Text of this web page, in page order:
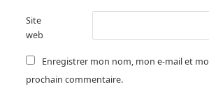
Site
web
Enregistrer mon nom, mon e-mail et
prochain commentaire.